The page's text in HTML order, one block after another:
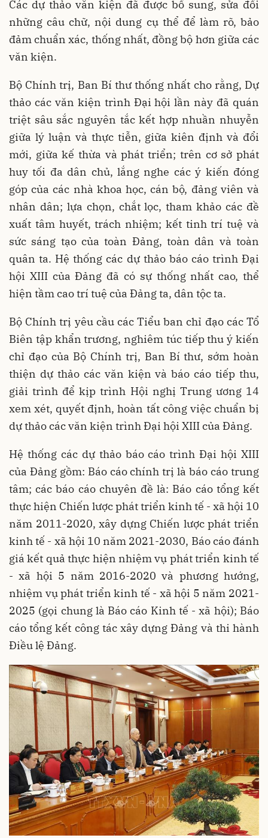
Các dự thảo văn kiện đã được bổ sung, sửa đổi
những câu chữ, nội dung cụ thể để làm rõ, bảo
đảm chuẩn xác, thống nhất, đồng bộ hơn giữa các
văn kiện.
Bộ Chính trị, Ban Bí thư thống nhất cho rằng, Dự
thảo các văn kiện trình Đại hội lần này đã quán
triệt sâu sắc nguyên tắc kết hợp nhuần nhuyễn
giữa lý luận và thực tiễn, giữa kiên định và đổi
mới, giữa kế thừa và phát triển; trên cơ sở phát
huy tối đa dân chủ, lắng nghe các ý kiến đóng
góp của các nhà khoa học, cán bộ, đảng viên và
nhân dân; lựa chọn, chắt lọc, tham khảo các đề
xuất tâm huyết, trách nhiệm; kết tinh trí tuệ và
sức sáng tạo của toàn Đảng, toàn dân và toàn
quân ta. Hệ thống các dự thảo báo cáo trình Đại
hội XIII của Đảng đã có sự thống nhất cao, thể
hiện tầm cao trí tuệ của Đảng ta, dân tộc ta.
Bộ Chính trị yêu cầu các Tiểu ban chỉ đạo các Tổ
Biên tập khẩn trương, nghiêm túc tiếp thu ý kiến
chỉ đạo của Bộ Chính trị, Ban Bí thư, sớm hoàn
thiện dự thảo các văn kiện và báo cáo tiếp thu,
giải trình để kịp trình Hội nghị Trung ương 14
xem xét, quyết định, hoàn tất công việc chuẩn bị
dự thảo các văn kiện trình Đại hội XIII của Đảng.
Hệ thống các dự thảo báo cáo trình Đại hội XIII
của Đảng gồm: Báo cáo chính trị là báo cáo trung
tâm; các báo cáo chuyên đề là: Báo cáo tổng kết
thực hiện Chiến lược phát triển kinh tế - xã hội 10
năm 2011-2020, xây dựng Chiến lược phát triển
kinh tế - xã hội 10 năm 2021-2030, Báo cáo đánh
giá kết quả thực hiện nhiệm vụ phát triển kinh tế
- xã hội 5 năm 2016-2020 và phương hướng,
nhiệm vụ phát triển kinh tế - xã hội 5 năm 2021-
2025 (gọi chung là Báo cáo Kinh tế - xã hội); Báo
cáo tổng kết công tác xây dựng Đảng và thi hành
Điều lệ Đảng.